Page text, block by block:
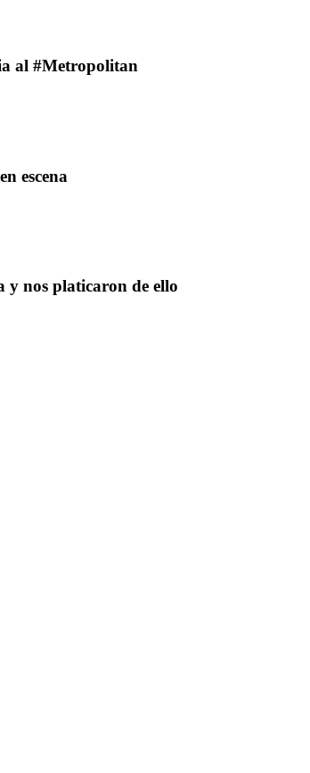
al #Metropolitan
escena
y nos platicaron de ello